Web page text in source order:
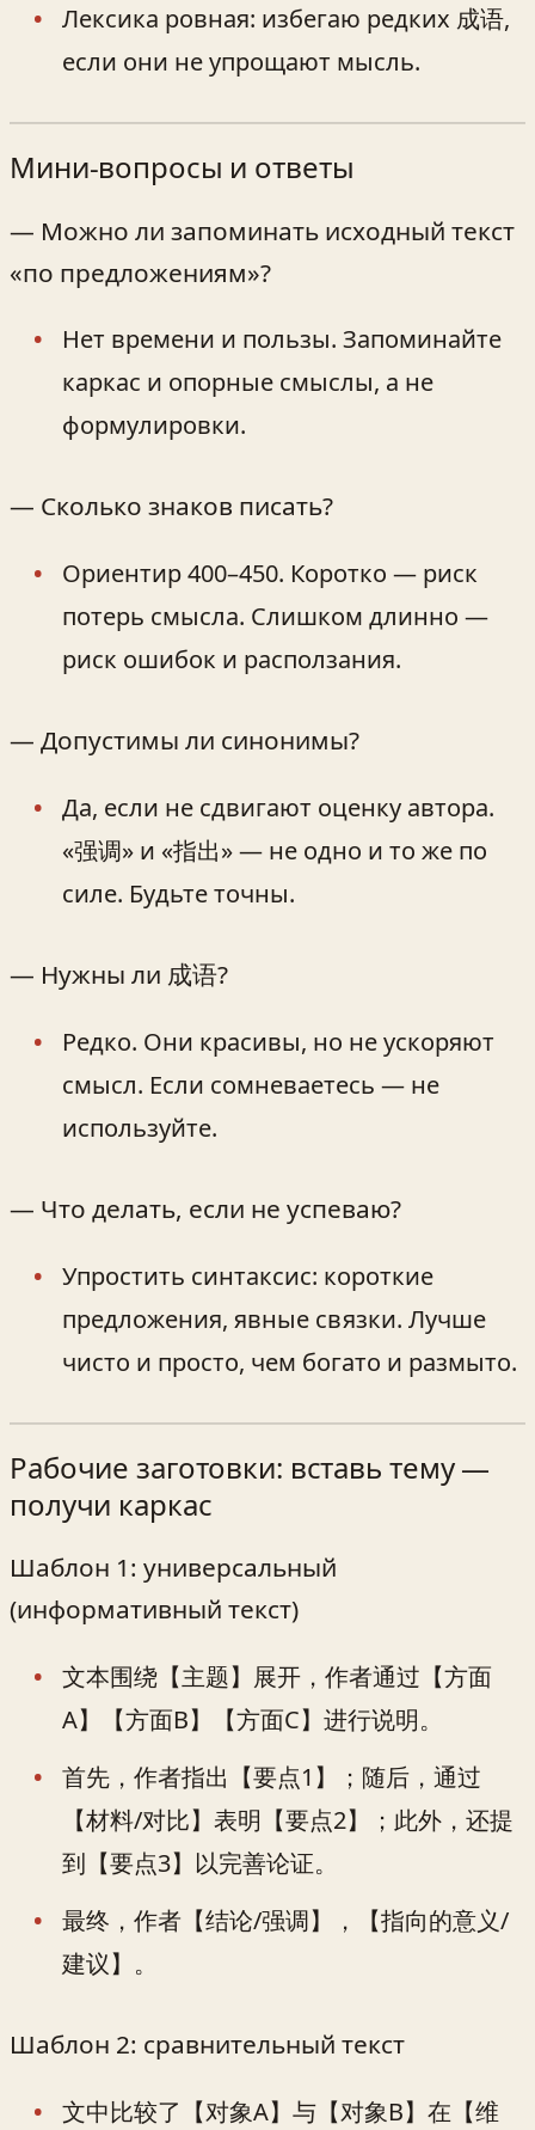
Лексика ровная: избегаю редких 成语,
если они не упрощают мысль.
Мини‑вопросы и ответы
— Можно ли запоминать исходный текст
«по предложениям»?
Нет времени и пользы. Запоминайте
каркас и опорные смыслы, а не
формулировки.
— Сколько знаков писать?
Ориентир 400–450. Коротко — риск
потерь смысла. Слишком длинно —
риск ошибок и расползания.
— Допустимы ли синонимы?
Да, если не сдвигают оценку автора.
«强调» и «指出» — не одно и то же по
силе. Будьте точны.
— Нужны ли 成语?
Редко. Они красивы, но не ускоряют
смысл. Если сомневаетесь — не
используйте.
— Что делать, если не успеваю?
Упростить синтаксис: короткие
предложения, явные связки. Лучше
чисто и просто, чем богато и размыто.
Рабочие заготовки: вставь тему —
получи каркас
Шаблон 1: универсальный
(информативный текст)
文本围绕【主题】展开，作者通过【方面
A】【方面B】【方面C】进行说明。
首先，作者指出【要点1】；随后，通过
【材料/对比】表明【要点2】；此外，还提
到【要点3】以完善论证。
最终，作者【结论/强调】，【指向的意义/
建议】。
Шаблон 2: сравнительный текст
文中比较了【对象A】与【对象B】在【维